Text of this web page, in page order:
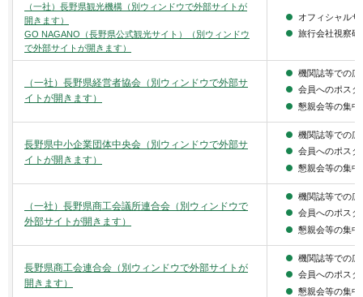
（一社）長野県観光機構（別ウィンドウで外部サイトが
開きます）
GO NAGANO（長野県公式観光サイト）（別ウィンドウ
で外部サイトが開きます）
オフィシャル
旅行会社視察
（一社）長野県経営者協会（別ウィンドウで外部サ
イトが開きます）
機関誌等での広
会員へのポス
懇親会等の集中
長野県中小企業団体中央会（別ウィンドウで外部サ
イトが開きます）
機関誌等での広
会員へのポス
懇親会等の集中
（一社）長野県商工会議所連合会（別ウィンドウで
外部サイトが開きます）
機関誌等での広
会員へのポス
懇親会等の集中
長野県商工会連合会（別ウィンドウで外部サイトが
開きます）
機関誌等での広
会員へのポス
懇親会等の集中